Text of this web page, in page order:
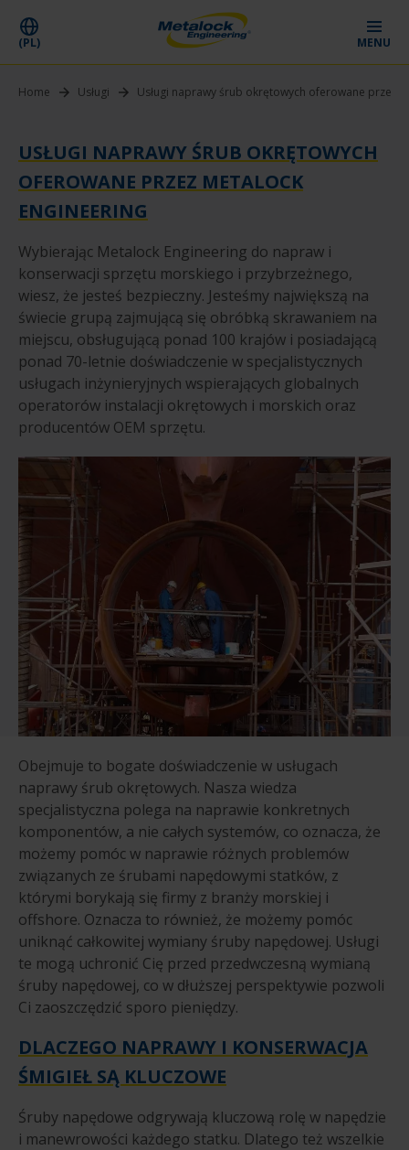
(PL) MENU
Home Usługi Usługi naprawy śrub okrętowych oferowane przez
USŁUGI NAPRAWY ŚRUB OKRĘTOWYCH
OFEROWANE PRZEZ METALOCK
ENGINEERING
Wybierając Metalock Engineering do napraw i
konserwacji sprzętu morskiego i przybrzeżnego,
wiesz, że jesteś bezpieczny. Jesteśmy największą na
świecie grupą zajmującą się obróbką skrawaniem na
miejscu, obsługującą ponad 100 krajów i posiadającą
ponad 70-letnie doświadczenie w specjalistycznych
usługach inżynieryjnych wspierających globalnych
operatorów instalacji okrętowych i morskich oraz
producentów OEM sprzętu.
Obejmuje to bogate doświadczenie w usługach
naprawy śrub okrętowych. Nasza wiedza
specjalistyczna polega na naprawie konkretnych
komponentów, a nie całych systemów, co oznacza, że
możemy pomóc w naprawie różnych problemów
związanych ze śrubami napędowymi statków, z
którymi borykają się firmy z branży morskiej i
offshore. Oznacza to również, że możemy pomóc
uniknąć całkowitej wymiany śruby napędowej. Usługi
te mogą uchronić Cię przed przedwczesną wymianą
śruby napędowej, co w dłuższej perspektywie pozwoli
Ci zaoszczędzić sporo pieniędzy.
DLACZEGO NAPRAWY I KONSERWACJA
ŚMIGIEŁ SĄ KLUCZOWE
Śruby napędowe odgrywają kluczową rolę w napędzie
i manewrowości każdego statku. Dlatego też wszelkie